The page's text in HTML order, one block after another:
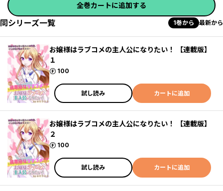
全巻カートに追加する
同シリーズ一覧 1巻から 最新から
お嬢様はラブコメの主人公になりたい！ 【連載版】
１
100
ポイント
試し読み カートに追加
お嬢様はラブコメの主人公になりたい！ 【連載版】
２
100
ポイント
試し読み カートに追加